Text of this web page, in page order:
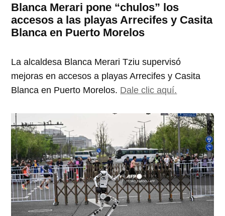
Blanca Merari pone “chulos” los
accesos a las playas Arrecifes y Casita
Blanca en Puerto Morelos
La alcaldesa Blanca Merari Tziu supervisó
mejoras en accesos a playas Arrecifes y Casita
Blanca en Puerto Morelos. Dale clic aquí.